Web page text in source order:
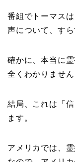
番組でトーマス
声について、す
確かに、本当に
全くわかりません
結局、これは「
ます。
アメリカでは、